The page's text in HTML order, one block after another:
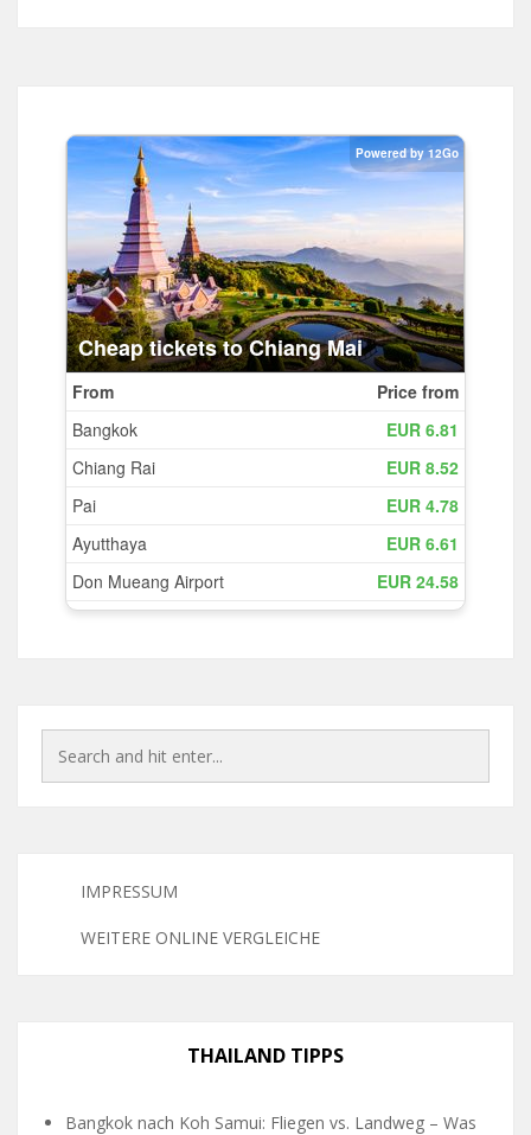
IMPRESSUM
WEITERE ONLINE VERGLEICHE
THAILAND TIPPS
Bangkok nach Koh Samui: Fliegen vs. Landweg – Was